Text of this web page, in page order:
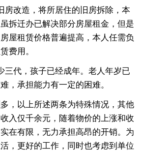
房改造，将所居住的旧房拆除，本
拆迁办已解决部分房屋租金，但是
屋租赁价格普遍提高，本人任需负
费用。
三代，孩子已经成年。老人年岁已
，承担能力有一定的困难。
，以上所述两条为特殊情况，其他
入仅千余元，随着物价的上涨和收
在有限，无力承担高昂的开销。为
，更好的工作，同时也考虑到单位